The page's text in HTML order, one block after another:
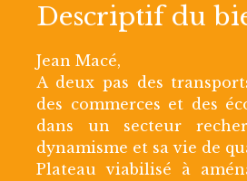
Descriptif du
Jean Macé,
A deux pas des
des commerces et des
dans un secteur
dynamisme et sa vie de
Plateau viabilisé à